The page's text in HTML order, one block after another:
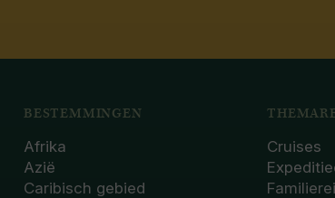
BESTEMMINGEN
Afrika
Azië
Caribisch gebied
Cruises